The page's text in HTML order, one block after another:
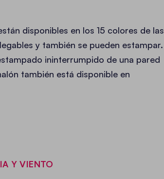
disponibles en los 15 colores de las
y también se pueden estampar.
ininterrumpido de una pared
también está disponible en
Y VIENTO